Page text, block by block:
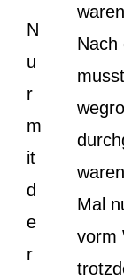
N
u
r
m
it
d
e
r
Nach
Mal
vorm